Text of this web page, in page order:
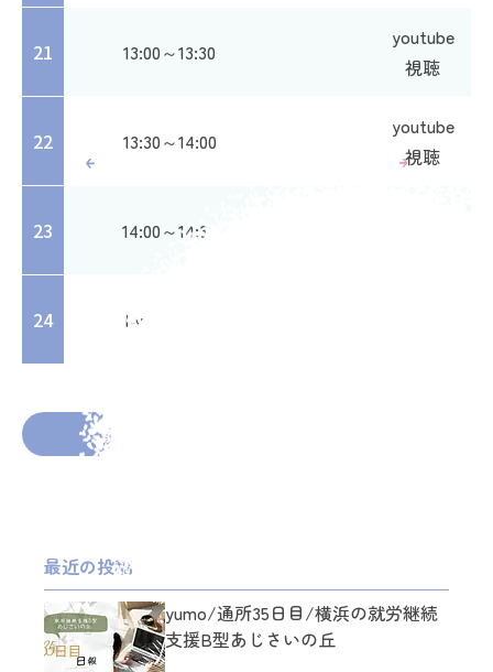
21 13:00～13:30
youtube
視聴
22 13:30～14:00
youtube
視聴
23 14:00～14:30
24 14:30～15:00
前の投稿へ
最近の投稿
yumo/通所35日目/横浜の就労継続
支援B型あじさいの丘